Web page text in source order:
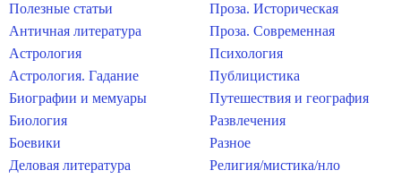
Полезные статьи
Античная литература
Астрология
Астрология. Гадание
Биографии и мемуары
Биология
Боевики
Деловая литература
Проза. Историческая
Проза. Современная
Психология
Публицистика
Путешествия и география
Развлечения
Разное
Религия/мистика/нло